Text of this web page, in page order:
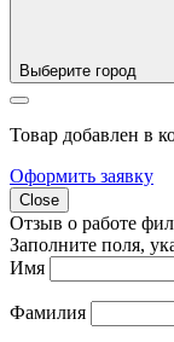
Выберите город
Товар добавлен в
Оформить заявку
Close
Отзыв о работе
Заполните поля,
Имя
Фамилия